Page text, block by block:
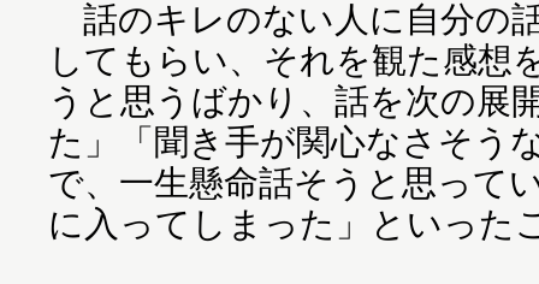
話のキレのない人に自分の
してもらい、それを観た感想
うと思うばかり、話を次の展
た」「聞き手が関心なさそう
で、一生懸命話そうと思って
に入ってしまった」といった